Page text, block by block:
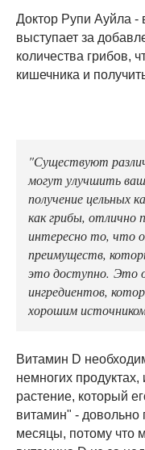
Доктор Рупи Ауйла -
выступает за
количества грибов,
кишечника и
"Существуют
могут улучшить
получение цельных
как грибы, отлично
интересно то, что
преимуществ,
это доступно. Это
ингредиентов,
хорошим
Витамин D
немногих
растение, который
витамин" - довольно
месяцы, потому что